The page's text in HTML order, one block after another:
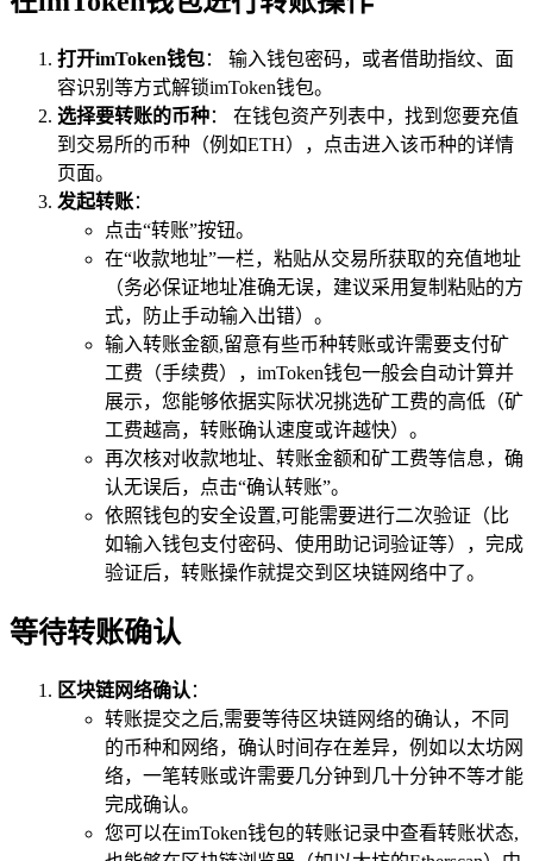
打开imToken钱包： 输入钱包密码，或者借助指纹、面
容识别等方式解锁imToken钱包。
选择要转账的币种： 在钱包资产列表中，找到您要充值
到交易所的币种（例如ETH），点击进入该币种的详情
页面。
发起转账：
点击“转账”按钮。
在“收款地址”一栏，粘贴从交易所获取的充值地址
（务必保证地址准确无误，建议采用复制粘贴的方
式，防止手动输入出错）。
输入转账金额,留意有些币种转账或许需要支付矿
工费（手续费），imToken钱包一般会自动计算并
展示，您能够依据实际状况挑选矿工费的高低（矿
工费越高，转账确认速度或许越快）。
再次核对收款地址、转账金额和矿工费等信息，确
认无误后，点击“确认转账”。
依照钱包的安全设置,可能需要进行二次验证（比
如输入钱包支付密码、使用助记词验证等），完成
验证后，转账操作就提交到区块链网络中了。
等待转账确认
区块链网络确认 ：
转账提交之后,需要等待区块链网络的确认，不同
的币种和网络，确认时间存在差异，例如以太坊网
络，一笔转账或许需要几分钟到几十分钟不等才能
完成确认。
您可以在imToken钱包的转账记录中查看转账状态,